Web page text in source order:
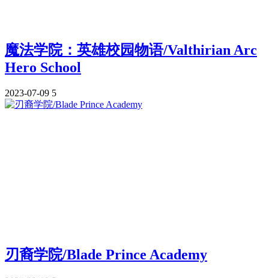
魔法学院：英雄校园物语/Valthirian Arc
Hero School
2023-07-09 5
刃裔学院/Blade Prince Academy